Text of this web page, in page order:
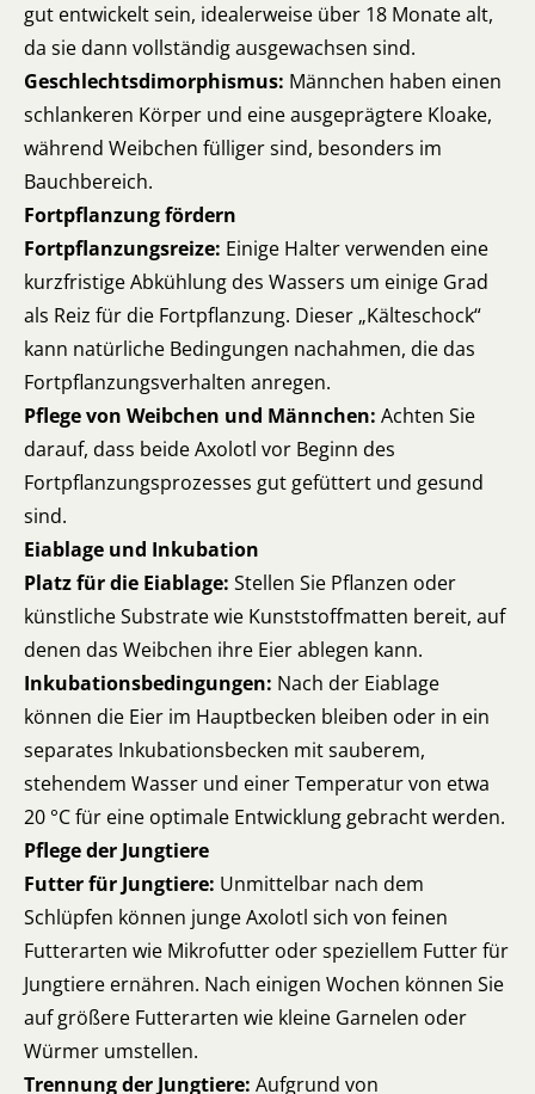
gut entwickelt sein, idealerweise über 18 Monate alt,
da sie dann vollständig ausgewachsen sind.
Geschlechtsdimorphismus: Männchen haben einen
schlankeren Körper und eine ausgeprägtere Kloake,
während Weibchen fülliger sind, besonders im
Bauchbereich.
Fortpflanzung fördern
Fortpflanzungsreize: Einige Halter verwenden eine
kurzfristige Abkühlung des Wassers um einige Grad
als Reiz für die Fortpflanzung. Dieser „Kälteschock“
kann natürliche Bedingungen nachahmen, die das
Fortpflanzungsverhalten anregen.
Pflege von Weibchen und Männchen: Achten Sie
darauf, dass beide Axolotl vor Beginn des
Fortpflanzungsprozesses gut gefüttert und gesund
sind.
Eiablage und Inkubation
Platz für die Eiablage: Stellen Sie Pflanzen oder
künstliche Substrate wie Kunststoffmatten bereit, auf
denen das Weibchen ihre Eier ablegen kann.
Inkubationsbedingungen: Nach der Eiablage
können die Eier im Hauptbecken bleiben oder in ein
separates Inkubationsbecken mit sauberem,
stehendem Wasser und einer Temperatur von etwa
20 °C für eine optimale Entwicklung gebracht werden.
Pflege der Jungtiere
Futter für Jungtiere: Unmittelbar nach dem
Schlüpfen können junge Axolotl sich von feinen
Futterarten wie Mikrofutter oder speziellem Futter für
Jungtiere ernähren. Nach einigen Wochen können Sie
auf größere Futterarten wie kleine Garnelen oder
Würmer umstellen.
Trennung der Jungtiere: Aufgrund von